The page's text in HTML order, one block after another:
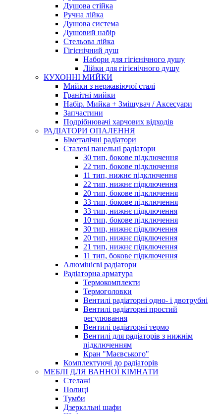
Душова стійка
Ручна лійка
Душова система
Душовий набір
Стельова лійка
Гігієнічний душ
Набори для гігієнічного душу
Лійки для гігієнічного душу
КУХОННІ МИЙКИ
Мийки з нержавіючої сталі
Гранітні мийки
Набір. Мийка + Змішувач / Аксесуари
Запчастини
Подрібнювачі харчових відходів
РАДІАТОРИ ОПАЛЕННЯ
Біметалічні радіатори
Сталеві панельні радіатори
30 тип, бокове підключення
22 тип, бокове підключення
11 тип, нижнє підключення
22 тип, нижнє підключення
20 тип, бокове підключення
33 тип, бокове підключення
33 тип, нижнє підключення
10 тип, бокове підключення
30 тип, нижнє підключення
20 тип, нижнє підключення
21 тип, нижнє підключення
11 тип, бокове підключення
Алюмінієві радіатори
Радіаторна арматура
Термокомплекти
Термоголовки
Вентилі радіаторні одно- і двотрубні
Вентилі радіаторні простий
регулювання
Вентилі радіаторні термо
Вентилі для радіаторів з нижнім
підключенням
Кран "Маєвського"
Комплектуючі до радіаторів
МЕБЛІ ДЛЯ ВАННОЇ КІМНАТИ
Стелажі
Полиці
Тумби
Дзеркальні шафи